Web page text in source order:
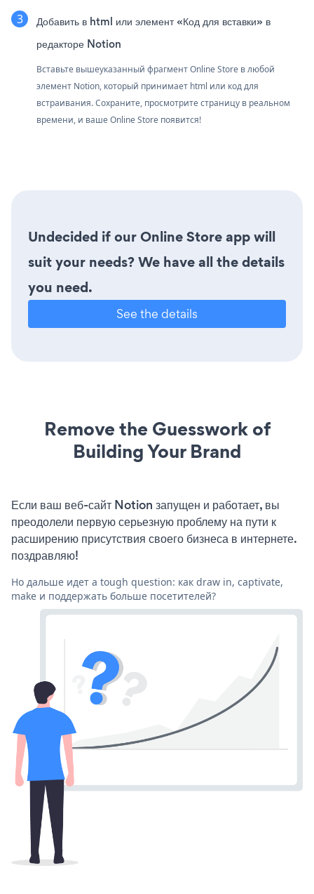
Добавить в html или элемент «Код для вставки» в
редакторе Notion
Вставьте вышеуказанный фрагмент Online Store в любой
элемент Notion, который принимает html или код для
встраивания. Сохраните, просмотрите страницу в реальном
времени, и ваше Online Store появится!
Undecided if our Online Store app will
suit your needs? We have all the details
you need.
See the details
Remove the Guesswork of
Building Your Brand
Если ваш веб-сайт Notion запущен и работает, вы
преодолели первую серьезную проблему на пути к
расширению присутствия своего бизнеса в интернете.
поздравляю!
Но дальше идет a tough question: как draw in, captivate,
make и поддержать больше посетителей?